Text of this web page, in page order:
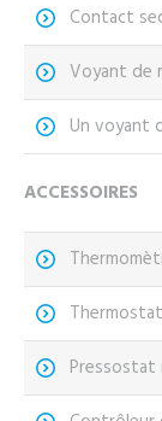
Contact
Voyant de
Un voyant
ACCESSOIRES
Pressostat